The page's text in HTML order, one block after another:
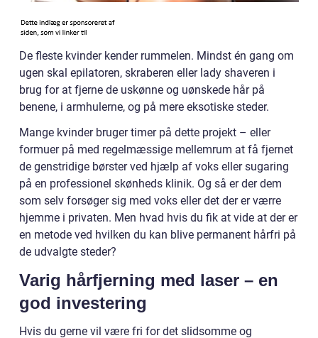
De fleste kvinder kender rummelen. Mindst én gang om
ugen skal epilatoren, skraberen eller lady shaveren i
brug for at fjerne de uskønne og uønskede hår på
benene, i armhulerne, og på mere eksotiske steder.
Mange kvinder bruger timer på dette projekt – eller
formuer på med regelmæssige mellemrum at få fjernet
de genstridige børster ved hjælp af voks eller sugaring
på en professionel skønheds klinik. Og så er der dem
som selv forsøger sig med voks eller det der er værre
hjemme i privaten. Men hvad hvis du fik at vide at der er
en metode ved hvilken du kan blive permanent hårfri på
de udvalgte steder?
Varig hårfjerning med laser – en
god investering
Hvis du gerne vil være fri for det slidsomme og